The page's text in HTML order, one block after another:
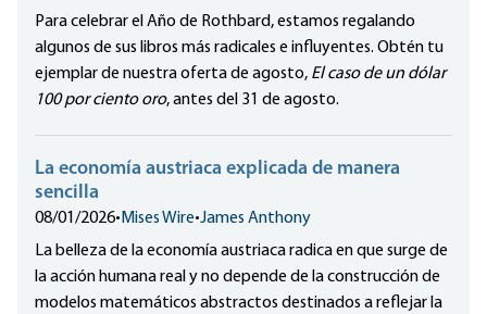
Para celebrar el Año de Rothbard, estamos regalando
algunos de sus libros más radicales e influyentes. Obtén tu
ejemplar de nuestra oferta de agosto, El caso de un dólar
100 por ciento oro, antes del 31 de agosto.
La economía austriaca explicada de manera
sencilla
08/01/2026• Mises Wire•James Anthony
La belleza de la economía austriaca radica en que surge de
la acción humana real y no depende de la construcción de
modelos matemáticos abstractos destinados a reflejar la